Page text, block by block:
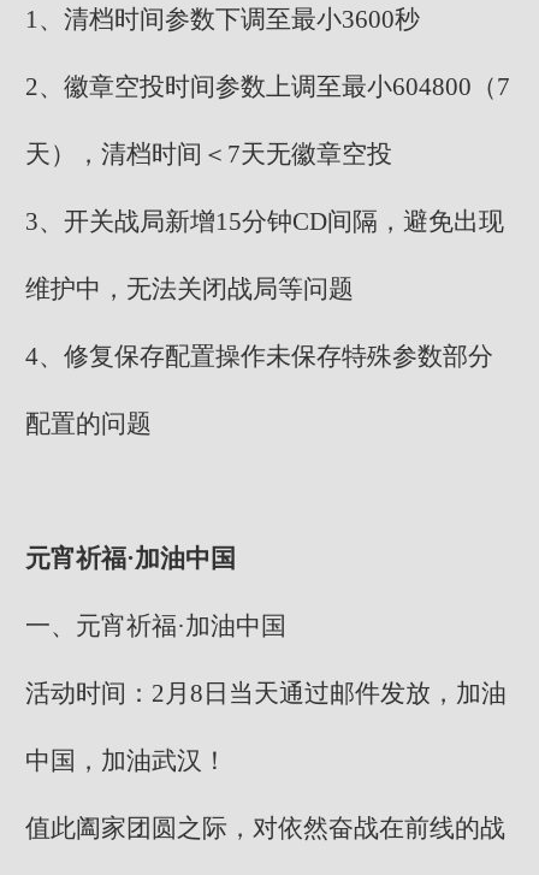
1、清档时间参数下调至最小3600秒
2、徽章空投时间参数上调至最小604800（7
天），清档时间＜7天无徽章空投
3、开关战局新增15分钟CD间隔，避免出现
维护中，无法关闭战局等问题
4、修复保存配置操作未保存特殊参数部分
配置的问题
元宵祈福·加油中国
一、元宵祈福·加油中国
活动时间：2月8日当天通过邮件发放，加油
中国，加油武汉！
值此阖家团圆之际，对依然奋战在前线的战